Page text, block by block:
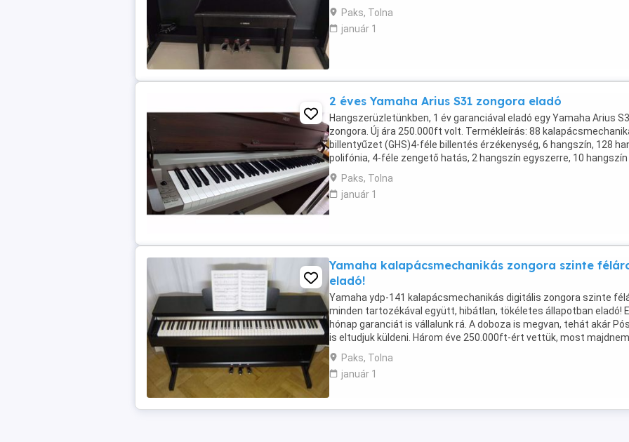
Paks, Tolna
január 1
2 éves Yamaha Arius S31 zongora eladó
Hangszerüzletünkben, 1 év garanciával eladó egy Yamaha Arius
zongora. Új ára 250.000ft volt. Termékleírás: 88
billentyűzet (GHS)4-féle billentés érzékenység, 6 hangszín, 128
polifónia, 4-féle zengető hatás, 2 hangszín egyszerre, 10 hangszín
demo, 50 zongoradarabPC-ről dalok ...
Paks, Tolna
január 1
Yamaha kalapácsmechanikás zongora szinte
eladó!
Yamaha ydp-141 kalapácsmechanikás digitális zongora szinte
minden tartozékával együtt, hibátlan, tökéletes állapotban eladó!
hónap garanciát is vállalunk rá. A doboza is megvan, tehát akár
is eltudjuk küldeni. Három éve 250.000ft-ért vettük, most
feléért odaadjuk!
Paks, Tolna
január 1